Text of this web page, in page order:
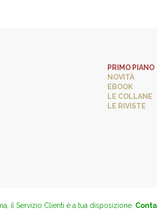
PRIMO PIANO
NOVITÀ
EBOOK
LE COLLANE
LE RIVISTE
il Servizio Clienti è a tua disposizione.